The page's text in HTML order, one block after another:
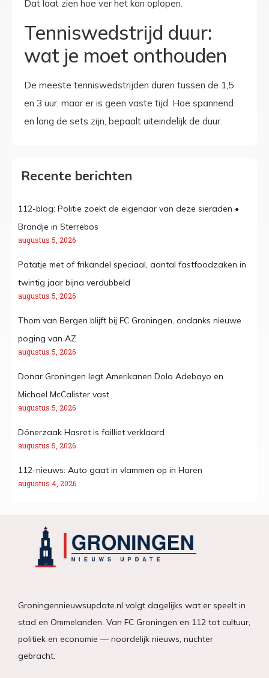
Dat laat zien hoe ver het kan oplopen.
Tenniswedstrijd duur:
wat je moet onthouden
De meeste tenniswedstrijden duren tussen de 1,5
en 3 uur, maar er is geen vaste tijd. Hoe spannend
en lang de sets zijn, bepaalt uiteindelijk de duur.
Recente berichten
112-blog: Politie zoekt de eigenaar van deze sieraden •
Brandje in Sterrebos
augustus 5, 2026
Patatje met of frikandel speciaal, aantal fastfoodzaken in
twintig jaar bijna verdubbeld
augustus 5, 2026
Thom van Bergen blijft bij FC Groningen, ondanks nieuwe
poging van AZ
augustus 5, 2026
Donar Groningen legt Amerikanen Dola Adebayo en
Michael McCalister vast
augustus 5, 2026
Dönerzaak Hasret is failliet verklaard
augustus 5, 2026
112-nieuws: Auto gaat in vlammen op in Haren
augustus 4, 2026
Groningennieuwsupdate.nl volgt dagelijks wat er speelt in
stad en Ommelanden. Van FC Groningen en 112 tot cultuur,
politiek en economie — noordelijk nieuws, nuchter
gebracht.